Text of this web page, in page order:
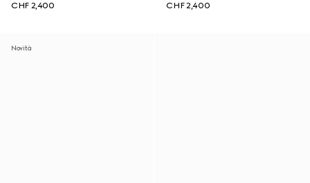
CHF 2,400
CHF 2,400
Novità